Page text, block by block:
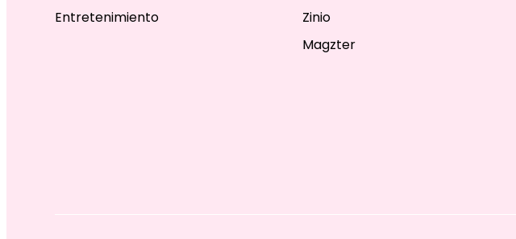
Entretenimiento
Zinio
Magzter